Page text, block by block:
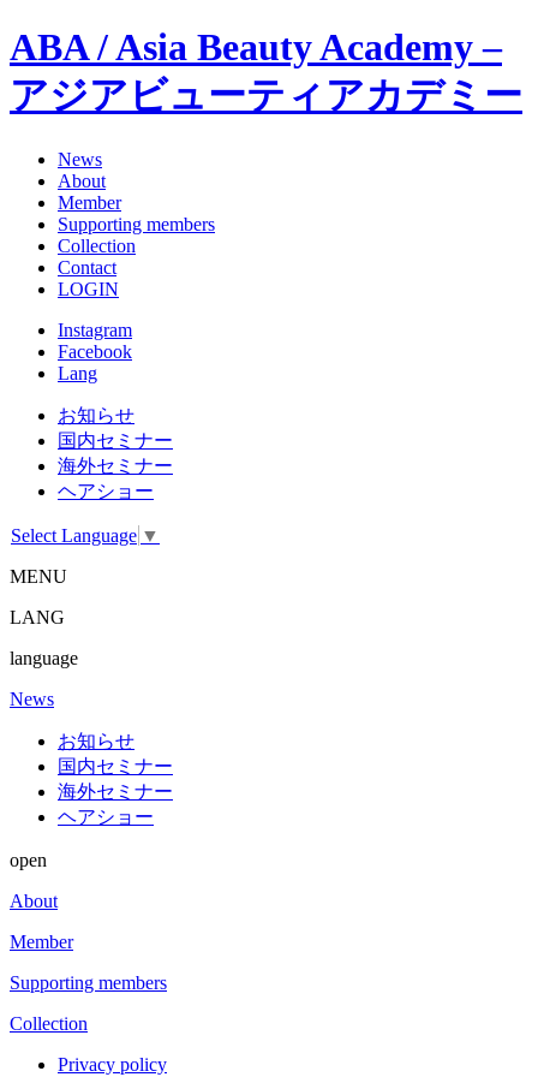
ABA / Asia Beauty Academy –
アジアビューティアカデミー
News
About
Member
Supporting members
Collection
Contact
LOGIN
Instagram
Facebook
Lang
お知らせ
国内セミナー
海外セミナー
ヘアショー
Select Language ▼
MENU
LANG
language
News
お知らせ
国内セミナー
海外セミナー
ヘアショー
open
About
Member
Supporting members
Collection
Privacy policy